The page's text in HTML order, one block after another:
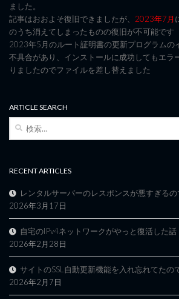
ました。
記事はおおよそ復旧できましたが、 2023年7月
のうち消えてしまったものの復旧が不可能です
2023年5月のルート証明書の更新プログラムの
不具合があり、インストールに成功してもエラ
りましたのでファイルを差し替えました
ARTICLE SEARCH
RECENT ARTICLES
レンタルサーバーのレスポンスが悪すぎる
2026年3月17日
自宅のIPv4ネットワークがやっと復活した話
2026年2月28日
サイトのSSL自動更新機能を入れ忘れてたの
2026年2月7日